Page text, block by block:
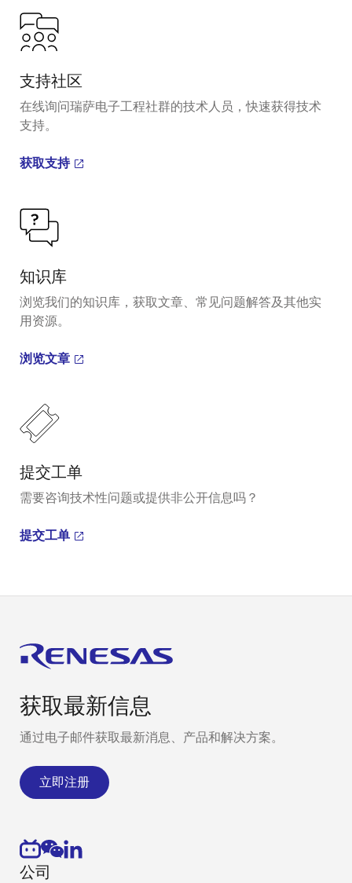
支持社区
在线询问瑞萨电子工程社群的技术人员，快速获得技术
支持。
获取支持
知识库
浏览我们的知识库，获取文章、常见问题解答及其他实
用资源。
浏览文章
提交工单
需要咨询技术性问题或提供非公开信息吗？
提交工单
获取最新信息
通过电子邮件获取最新消息、产品和解决方案。
立即注册
公司